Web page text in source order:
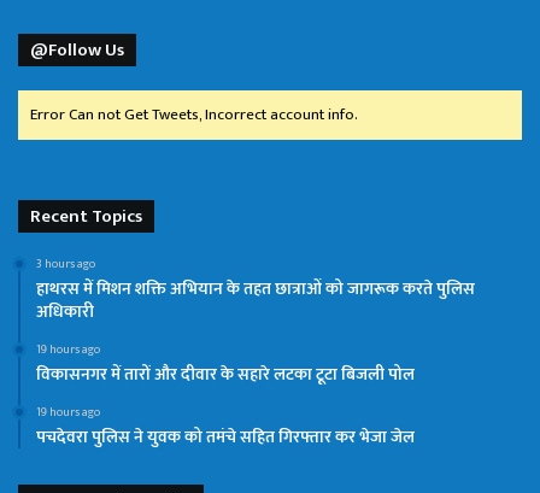
@Follow Us
Error Can not Get Tweets, Incorrect account info.
Recent Topics
3 hours ago
हाथरस में मिशन शक्ति अभियान के तहत छात्राओं को जागरूक करते पुलिस
अधिकारी
19 hours ago
विकासनगर में तारों और दीवार के सहारे लटका टूटा बिजली पोल
19 hours ago
पचदेवरा पुलिस ने युवक को तमंचे सहित गिरफ्तार कर भेजा जेल